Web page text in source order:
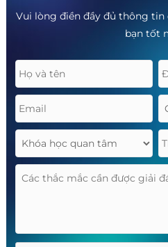
Vui lòng điền đầy đủ thông
bạn tốt